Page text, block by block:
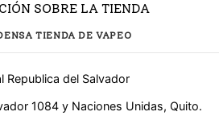
SOBRE LA TIENDA
TIENDA DE VAPEO
Republica del Salvador
1084 y Naciones Unidas, Quito.